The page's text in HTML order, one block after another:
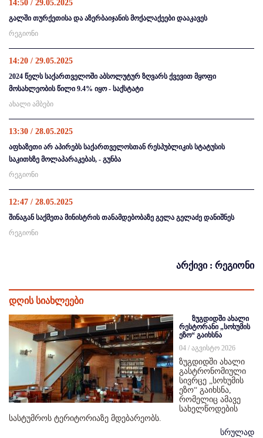
14:50 / 29.05.2025
გალში თურქეთისა და აზერბაიჯანის მოქალაქეები დააკავეს
რეგიონი
14:20 / 29.05.2025
2024 წელს საქართველოში აბსოლუტურ ზღვარს ქვევით მყოფი
მოსახლეობის წილი 9.4% იყო - საქსტატი
ახალი ამბები
13:30 / 28.05.2025
აფხაზეთი არ აპირებს საქართველოსთან რესპუბლიკის სტატუსის
საკითხზე მოლაპარაკებას, - გუნბა
რეგიონი
12:47 / 28.05.2025
შინაგან საქმეთა მინისტრის თანამდებობაზე გელა გელაძე დანიშნეს
რეგიონი
არქივი : რეგიონი
დღის სიახლეები
ზუგდიდში ახალი
რესტორანი „სოხუმის
ეზო“ გაიხსნა
04 / აგვისტო 2026
ზუგდიდში ახალი
გასტრონომიული
სივრცე „სოხუმის
ეზო“ გაიხსნა,
რომელიც ამავე
სახელწოდების
სასტუმროს ტერიტორიაზე მდებარეობს.
სრულად